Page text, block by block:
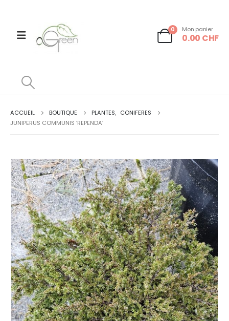
0 Mon panier
0.00 CHF
ACCUEIL BOUTIQUE PLANTES, CONIFERES
JUNIPERUS COMMUNIS ‘REPENDA’